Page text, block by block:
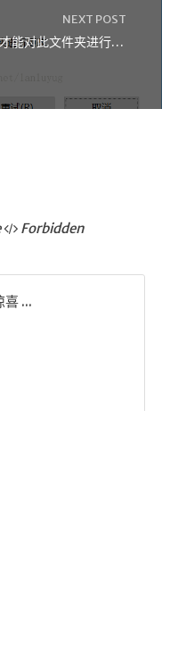
NEXT POST
你需要来自 XXX 的权限才能对此文件夹进行更改
Forbidden
喜 ...